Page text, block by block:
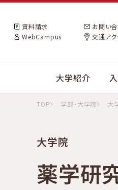
資料請求
お問い
WebCampus
交通アク
大学紹介
大学院
薬学研
TOP 学部・大学院 大